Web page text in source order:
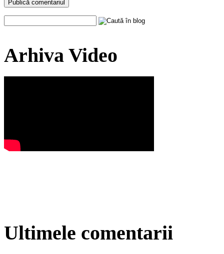
Arhiva Video
Ultimele comentarii